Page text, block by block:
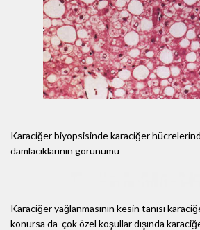
Karaciğer biyopsisinde karaciğer
damlacıklarının görünümü
Karaciğer yağlanmasının kesin tanısı
konursa da çok özel koşullar dışında